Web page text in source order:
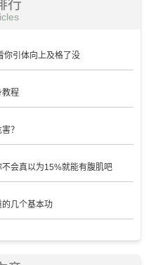
行
你引体向上及格了没
教程
？
会真以为15%就能有腹肌吧
几个基本功